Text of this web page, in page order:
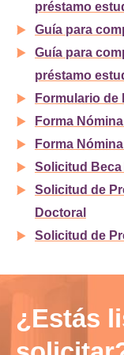
préstamo
Guía para
Guía para
préstamo
Formulario de
Forma
Forma
Solicitud Beca
Solicitud de
Doctoral
Solicitud de
¿Estás